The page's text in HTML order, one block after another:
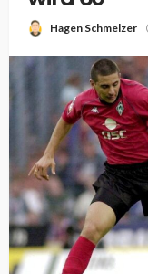
Hagen Schmelzer